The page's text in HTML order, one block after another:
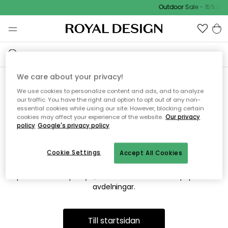
Outdoor Sale - 15%
Vi hittar tyvärr inte sidan du
söker
Detta kan bero på att sidan inte längre finns eller att den har
flyttats. Vi ber om ursäkt för besväret. I menyn ovan kan du
prova att söka på nytt, eller besöka en av våra populära
avdelningar.
Till startsidan
We care about your privacy!
We use cookies to personalize content and ads, and to analyze
our traffic. You have the right and option to opt out of any non-
essential cookies while using our site. However, blocking certain
cookies may affect your experience of the website. Our privacy
policy Google's privacy policy
Accept All Cookies
Cookie Settings